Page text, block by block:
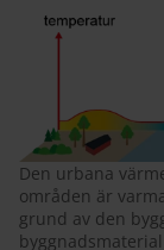
Den urbana
områden är
grund av den